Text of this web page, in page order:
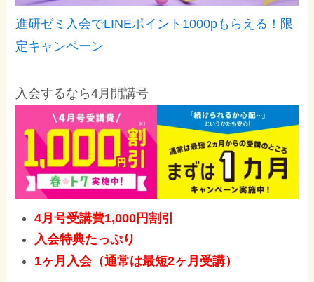
進研ゼミ入会でLINEポイント1000pもらえる！限
定キャンペーン
入会するなら4月開講号
4月号受講費1,000円割引
入会特典たっぷり
1ヶ月入会（通常は最短2ヶ月受講）